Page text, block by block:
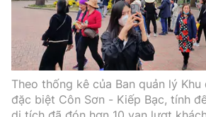
Theo thống kê của Ban quản lý
đặc biệt Côn Sơn - Kiếp Bạc, tính